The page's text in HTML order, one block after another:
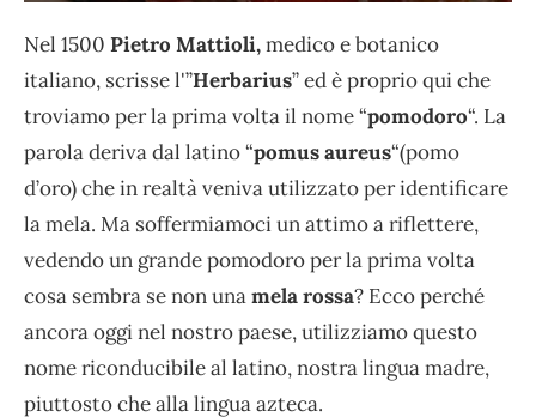
Nel 1500 Pietro Mattioli,medico e botanico
italiano, scrisse l'”Herbarius” ed è proprio qui che
troviamo per la prima volta il nome “pomodoro“. La
parola deriva dal latino “pomus aureus“(pomo
d’oro) che in realtà veniva utilizzato per identificare
la mela. Ma soffermiamoci un attimo a riflettere,
vedendo un grande pomodoro per la prima volta
cosa sembra se non unamela rossa? Ecco perché
ancora oggi nel nostro paese, utilizziamo questo
nome riconducibile al latino, nostra lingua madre,
piuttosto che alla lingua azteca.